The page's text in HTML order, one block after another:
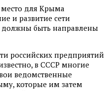
для Крыма
и развитие сети
должны быть направлены
российских предприятий
в СССР многие
ведомственные
которые им затем